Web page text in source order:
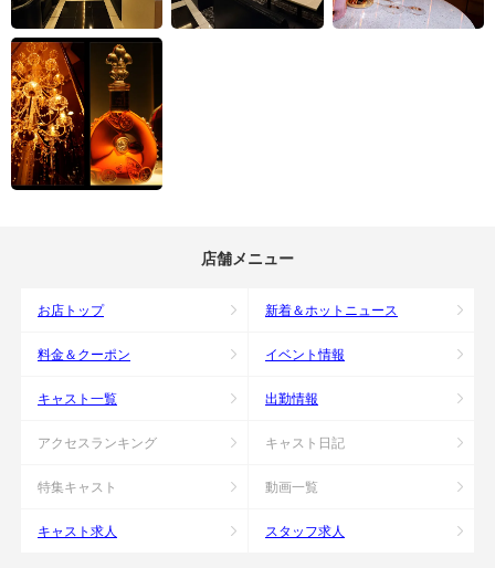
店舗メニュー
お店トップ 新着＆ホットニュース
料金＆クーポン イベント情報
キャスト一覧 出勤情報
アクセスランキング キャスト日記
特集キャスト 動画一覧
キャスト求人 スタッフ求人